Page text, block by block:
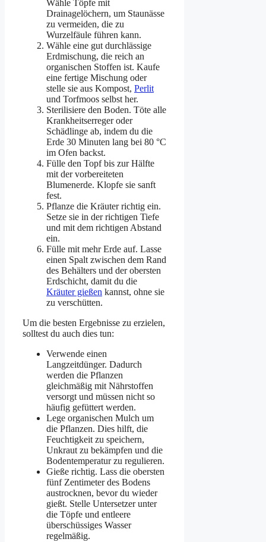
Wähle Töpfe mit
Drainagelöchern, um Staunässe
zu vermeiden, die zu
Wurzelfäule führen kann.
Wähle eine gut durchlässige
Erdmischung, die reich an
organischen Stoffen ist. Kaufe
eine fertige Mischung oder
stelle sie aus Kompost, Perlit
und Torfmoos selbst her.
Sterilisiere den Boden. Töte alle
Krankheitserreger oder
Schädlinge ab, indem du die
Erde 30 Minuten lang bei 80 °C
im Ofen backst.
Fülle den Topf bis zur Hälfte
mit der vorbereiteten
Blumenerde. Klopfe sie sanft
fest.
Pflanze die Kräuter richtig ein.
Setze sie in der richtigen Tiefe
und mit dem richtigen Abstand
ein.
Fülle mit mehr Erde auf. Lasse
einen Spalt zwischen dem Rand
des Behälters und der obersten
Erdschicht, damit du die
Kräuter gießen kannst, ohne sie
zu verschütten.
Um die besten Ergebnisse zu erzielen,
solltest du auch dies tun:
Verwende einen
Langzeitdünger. Dadurch
werden die Pflanzen
gleichmäßig mit Nährstoffen
versorgt und müssen nicht so
häufig gefüttert werden.
Lege organischen Mulch um
die Pflanzen. Dies hilft, die
Feuchtigkeit zu speichern,
Unkraut zu bekämpfen und die
Bodentemperatur zu regulieren.
Gieße richtig. Lass die obersten
fünf Zentimeter des Bodens
austrocknen, bevor du wieder
gießt. Stelle Untersetzer unter
die Töpfe und entleere
überschüssiges Wasser
regelmäßig.